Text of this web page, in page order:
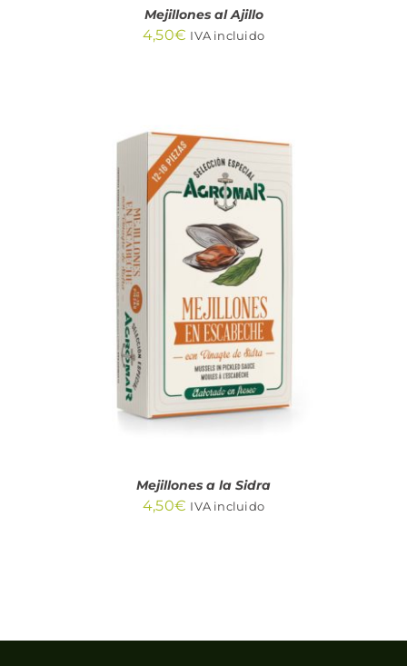
Mejillones al Ajillo
4,50€ IVA incluido
AÑADIR AL CARRITO
DETALLES
Mejillones a la Sidra
4,50€ IVA incluido